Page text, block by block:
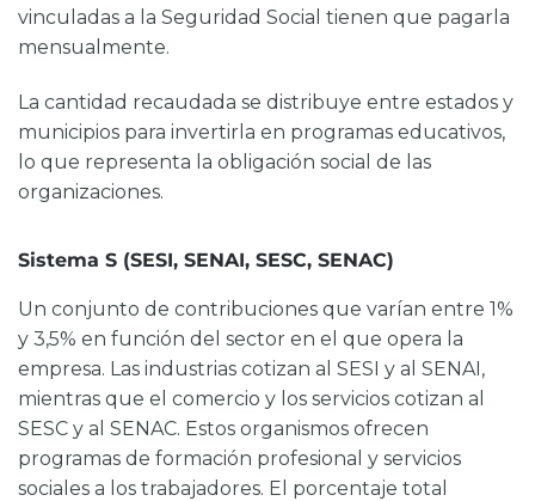
vinculadas a la Seguridad Social tienen que pagarla
mensualmente.
La cantidad recaudada se distribuye entre estados y
municipios para invertirla en programas educativos,
lo que representa la obligación social de las
organizaciones.
Sistema S (SESI, SENAI, SESC, SENAC)
Un conjunto de contribuciones que varían entre 1%
y 3,5% en función del sector en el que opera la
empresa. Las industrias cotizan al SESI y al SENAI,
mientras que el comercio y los servicios cotizan al
SESC y al SENAC. Estos organismos ofrecen
programas de formación profesional y servicios
sociales a los trabajadores. El porcentaje total